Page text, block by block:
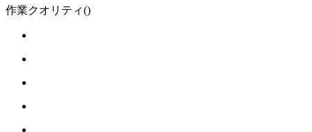
作業クオリティ()